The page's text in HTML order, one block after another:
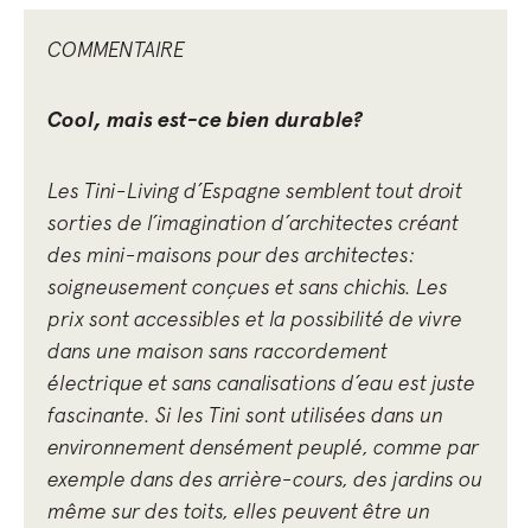
COMMENTAIRE
Cool, mais est-ce bien durable?
Les Tini-Living d’Espagne semblent tout droit
sorties de l’imagination d’architectes créant
des mini-maisons pour des architectes:
soigneusement conçues et sans chichis. Les
prix sont accessibles et la possibilité de vivre
dans une maison sans raccordement
électrique et sans canalisations d’eau est juste
fascinante. Si les Tini sont utilisées dans un
environnement densément peuplé, comme par
exemple dans des arrière-cours, des jardins ou
même sur des toits, elles peuvent être un